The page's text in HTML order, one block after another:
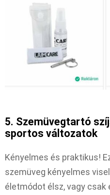
5. Szemüvegtartó
sportos változatok
Kényelmes és praktikus!
szemüveg kényelmes
életmódot élsz, vagy csak